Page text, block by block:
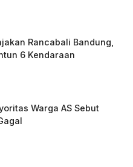
Rancabali Bandung,
6 Kendaraan
Warga AS Sebut